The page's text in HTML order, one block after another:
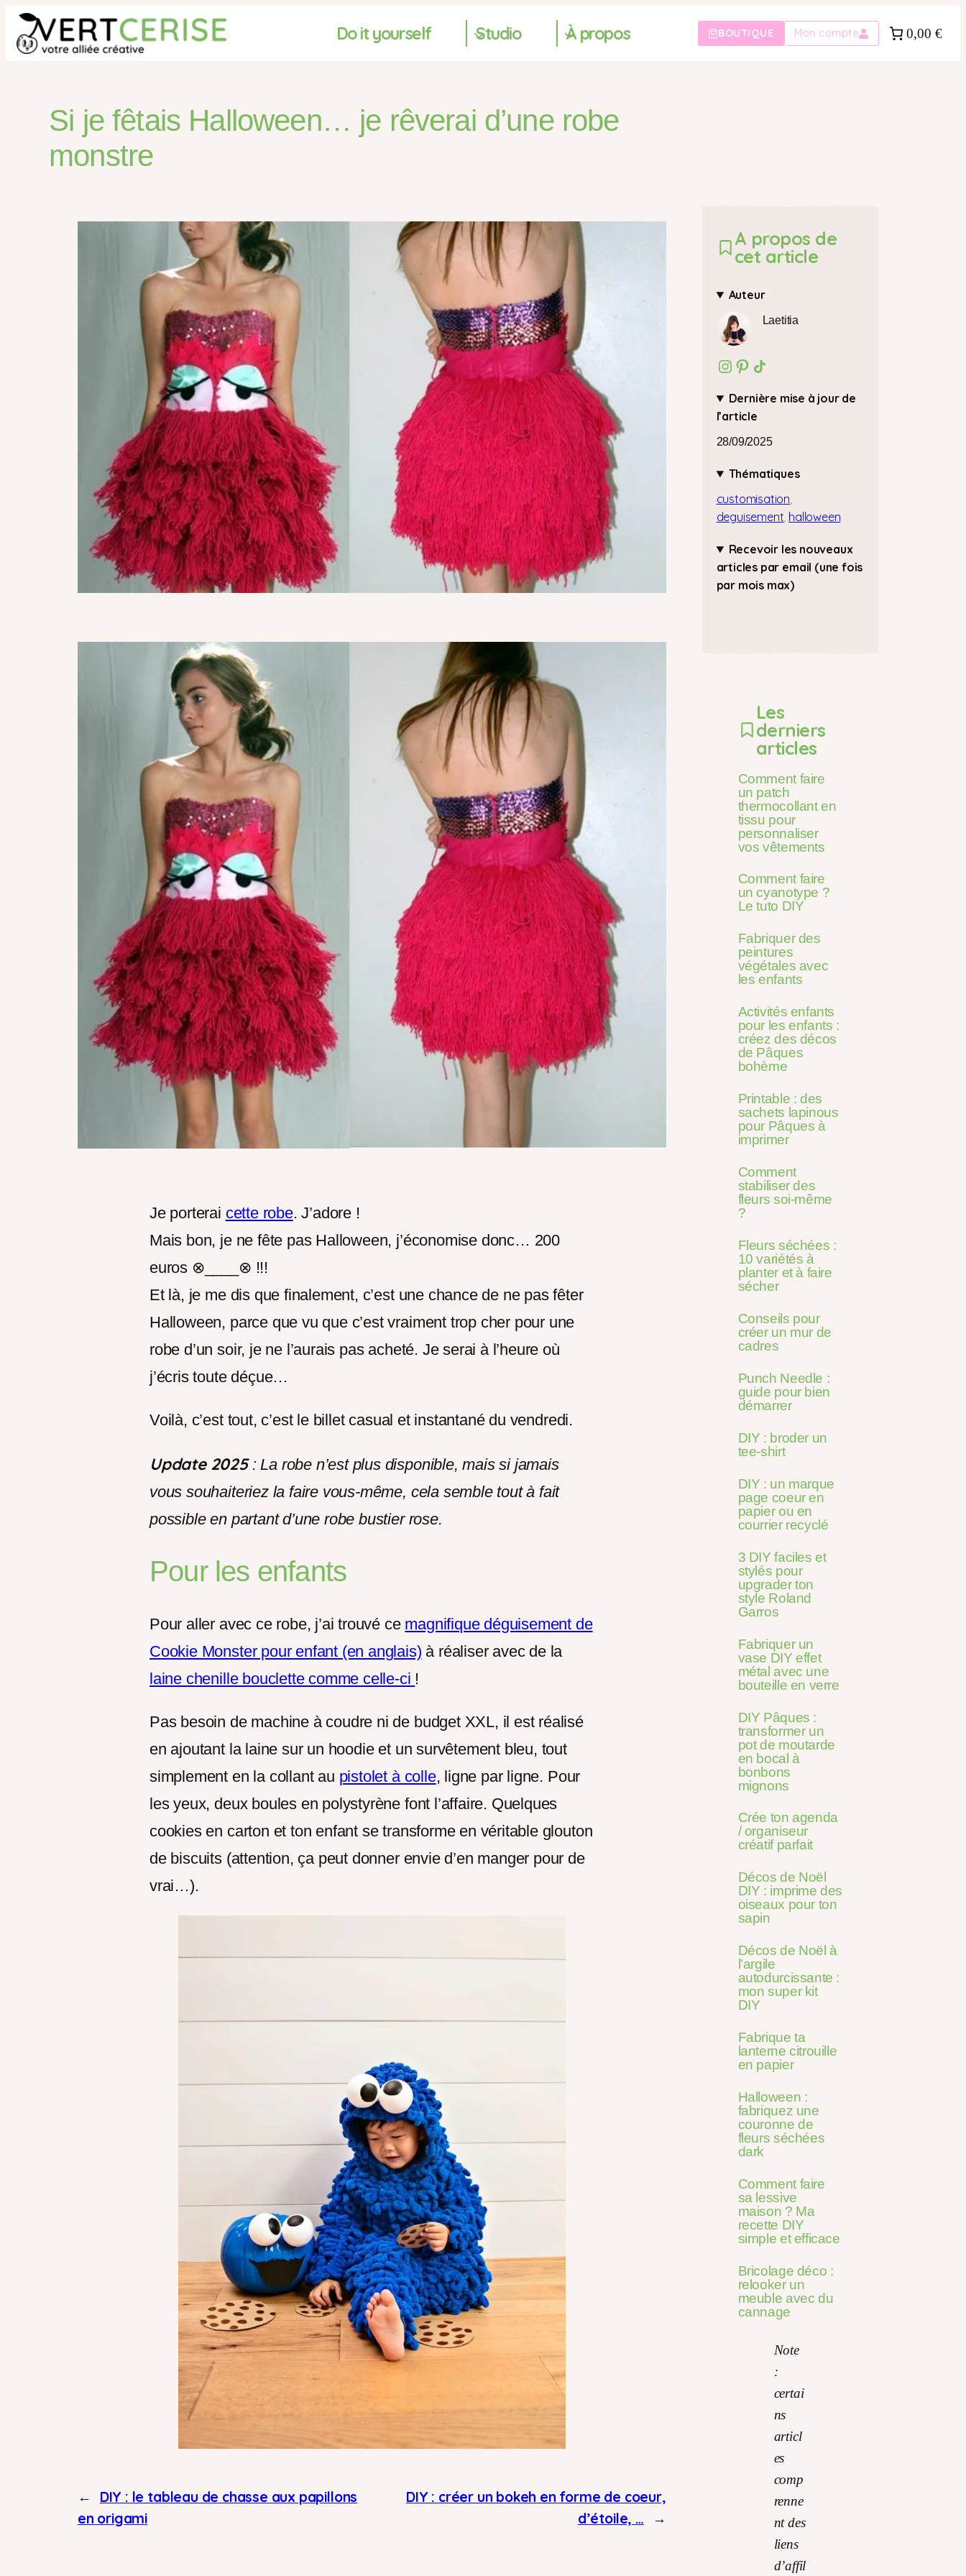
Do it yourself Studio À propos BOUTIQUE Mon compte 0,00 €
Si je fêtais Halloween… je rêverai d’une robe
monstre
Je porterai cette robe. J’adore !
Mais bon, je ne fête pas Halloween, j’économise donc… 200
euros ⊗____⊗ !!!
Et là, je me dis que finalement, c’est une chance de ne pas fêter
Halloween, parce que vu que c’est vraiment trop cher pour une
robe d’un soir, je ne l’aurais pas acheté. Je serai à l’heure où
j’écris toute déçue…
Voilà, c’est tout, c’est le billet casual et instantané du vendredi.
Update 2025: La robe n’est plus disponible, mais si jamais
vous souhaiteriez la faire vous-même, cela semble tout à fait
possible en partant d’une robe bustier rose.
Pour les enfants
Pour aller avec ce robe, j’ai trouvé ce magnifique déguisement de
Cookie Monster pour enfant (en anglais) à réaliser avec de la
laine chenille bouclette comme celle-ci !
Pas besoin de machine à coudre ni de budget XXL, il est réalisé
en ajoutant la laine sur un hoodie et un survêtement bleu, tout
simplement en la collant au pistolet à colle, ligne par ligne. Pour
les yeux, deux boules en polystyrène font l’affaire. Quelques
cookies en carton et ton enfant se transforme en véritable glouton
de biscuits (attention, ça peut donner envie d’en manger pour de
vrai…).
←
DIY : le tableau de chasse aux papillons
en origami
DIY : créer un bokeh en forme de coeur,
d’étoile, …
→
A propos de
cet article
Auteur
Laetitia
Instagram Pinterest Icône de partage
Dernière mise à jour de
l’article
28/09/2025
Thématiques
customisation,
deguisement, halloween
Recevoir les nouveaux
articles par email (une fois
par mois max)
Les
derniers
articles
Comment faire
un patch
thermocollant en
tissu pour
personnaliser
vos vêtements
Comment faire
un cyanotype ?
Le tuto DIY
Fabriquer des
peintures
végétales avec
les enfants
Activités enfants
pour les enfants :
créez des décos
de Pâques
bohème
Printable : des
sachets lapinous
pour Pâques à
imprimer
Comment
stabiliser des
fleurs soi-même
?
Fleurs séchées :
10 variétés à
planter et à faire
sécher
Conseils pour
créer un mur de
cadres
Punch Needle :
guide pour bien
démarrer
DIY : broder un
tee-shirt
DIY : un marque
page coeur en
papier ou en
courrier recyclé
3 DIY faciles et
stylés pour
upgrader ton
style Roland
Garros
Fabriquer un
vase DIY effet
métal avec une
bouteille en verre
DIY Pâques :
transformer un
pot de moutarde
en bocal à
bonbons
mignons
Crée ton agenda
/ organiseur
créatif parfait
Décos de Noël
DIY : imprime des
oiseaux pour ton
sapin
Décos de Noël à
l’argile
autodurcissante :
mon super kit
DIY
Fabrique ta
lanterne citrouille
en papier
Halloween :
fabriquez une
couronne de
fleurs séchées
dark
Comment faire
sa lessive
maison ? Ma
recette DIY
simple et efficace
Bricolage déco :
relooker un
meuble avec du
cannage
Note
:
certai
ns
articl
es
comp
renne
nt des
liens
d’affil